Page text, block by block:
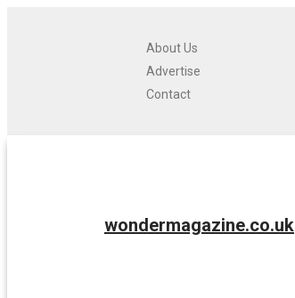
About Us
Advertise
Contact
wondermagazine.co.uk